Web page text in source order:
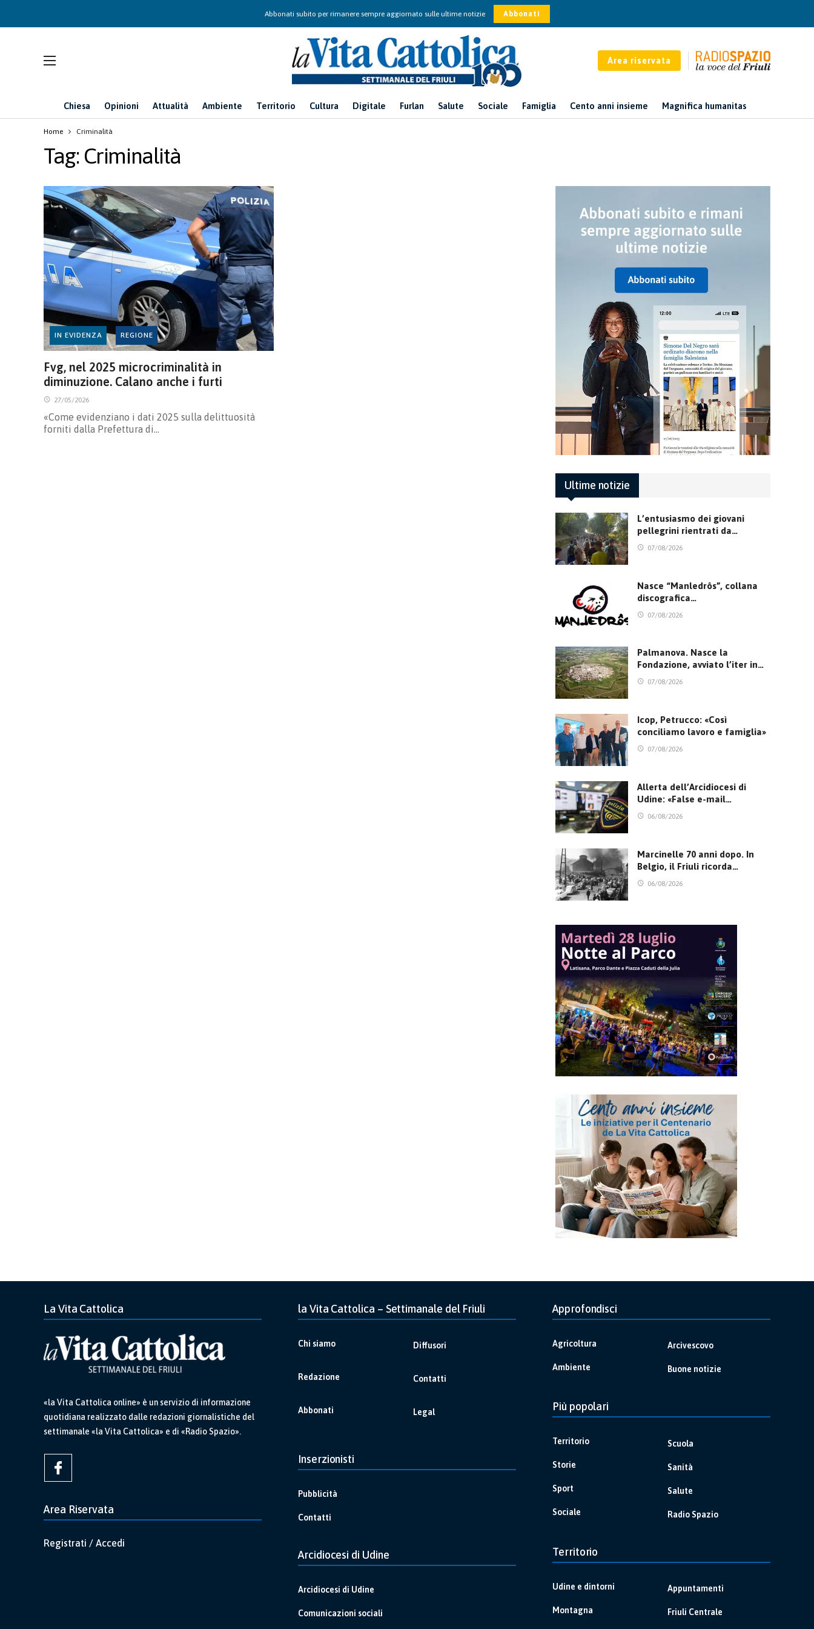
Abbonati subito per rimanere sempre aggiornato sulle ultime notizie Abbonati
Area riservata
Chiesa Opinioni Attualità Ambiente Territorio Cultura Digitale Furlan Salute Sociale Famiglia Cento anni insieme Magnifica humanitas
Home Criminalità
Tag: Criminalità
IN EVIDENZA REGIONE
Fvg, nel 2025 microcriminalità in
diminuzione. Calano anche i furti
27/05/2026
«Come evidenziano i dati 2025 sulla delittuosità
forniti dalla Prefettura di…
Ultime notizie
L’entusiasmo dei giovani
pellegrini rientrati da…
07/08/2026
Nasce “Manledrôs”, collana
discografica…
07/08/2026
Palmanova. Nasce la
Fondazione, avviato l’iter in…
07/08/2026
Icop, Petrucco: «Così
conciliamo lavoro e famiglia»
07/08/2026
Allerta dell’Arcidiocesi di
Udine: «False e-mail…
06/08/2026
Marcinelle 70 anni dopo. In
Belgio, il Friuli ricorda…
06/08/2026
La Vita Cattolica
«la Vita Cattolica online» è un servizio di informazione
quotidiana realizzato dalle redazioni giornalistiche del
settimanale «la Vita Cattolica» e di «Radio Spazio».
Area Riservata
Registrati / Accedi
la Vita Cattolica – Settimanale del Friuli
Chi siamo
Redazione
Abbonati
Diffusori
Contatti
Legal
Inserzionisti
Pubblicità
Contatti
Arcidiocesi di Udine
Arcidiocesi di Udine
Comunicazioni sociali
Approfondisci
Agricoltura
Ambiente
Arcivescovo
Buone notizie
Più popolari
Territorio
Storie
Sport
Sociale
Scuola
Sanità
Salute
Radio Spazio
Territorio
Udine e dintorni
Montagna
Appuntamenti
Friuli Centrale